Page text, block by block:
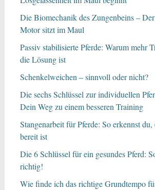
Die Biomechanik des Zungenbeins –
Motor sitzt im Maul
Passiv stabilisierte Pferde: Warum mehr
die Lösung ist
Schenkelweichen – sinnvoll oder nicht?
Die sechs Schlüssel zur individuellen
Dein Weg zu einem besseren Training
Stangenarbeit für Pferde: So erkennst
bereit ist
Die 6 Schlüssel für ein gesundes Pferd:
richtig!
Wie finde ich das richtige Grundtempo